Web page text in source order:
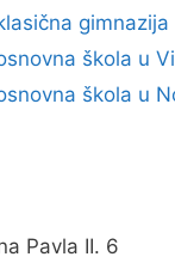
škola u
škola u
Pavla II. 6